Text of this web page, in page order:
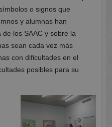
o signos que
y alumnas han
los SAAC y sobre la
sean cada vez más
con dificultades en el
posibles para su